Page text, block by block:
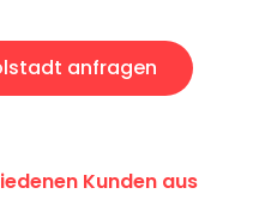
anfragen
Kunden aus